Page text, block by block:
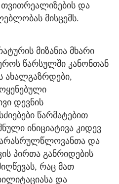
თვითრეალიზების და
მისცემს.
მიზანია მხარი
წარსულში კანონთან
ახალგაზრდები,
დევნის
წარმატებით
ინიციატივა კიდევ
და
პირთა განრიდების
რაც მათ
და